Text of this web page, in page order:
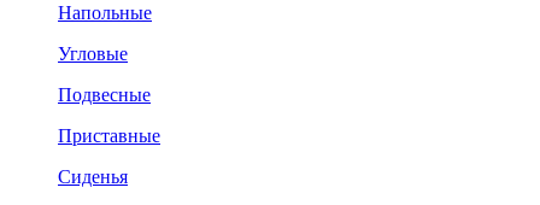
Напольные
Угловые
Подвесные
Приставные
Сиденья